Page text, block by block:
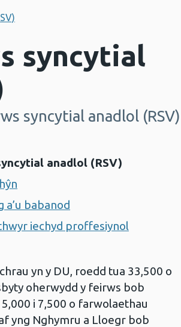
syncytial
syncytial anadlol (RSV)
anadlol (RSV)
a’u babanod
iechyd proffesiynol
yn y DU, roedd tua 33,500 o
oherwydd y feirws bob
i 7,500 o farwolaethau
yng Nghymru a Lloegr bob